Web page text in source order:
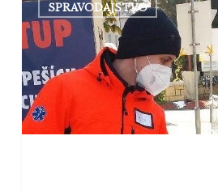
Katolíckej
univerzity
praxovali
na
chirurgii,
onkológii
či
SPRAVODAJSTVO